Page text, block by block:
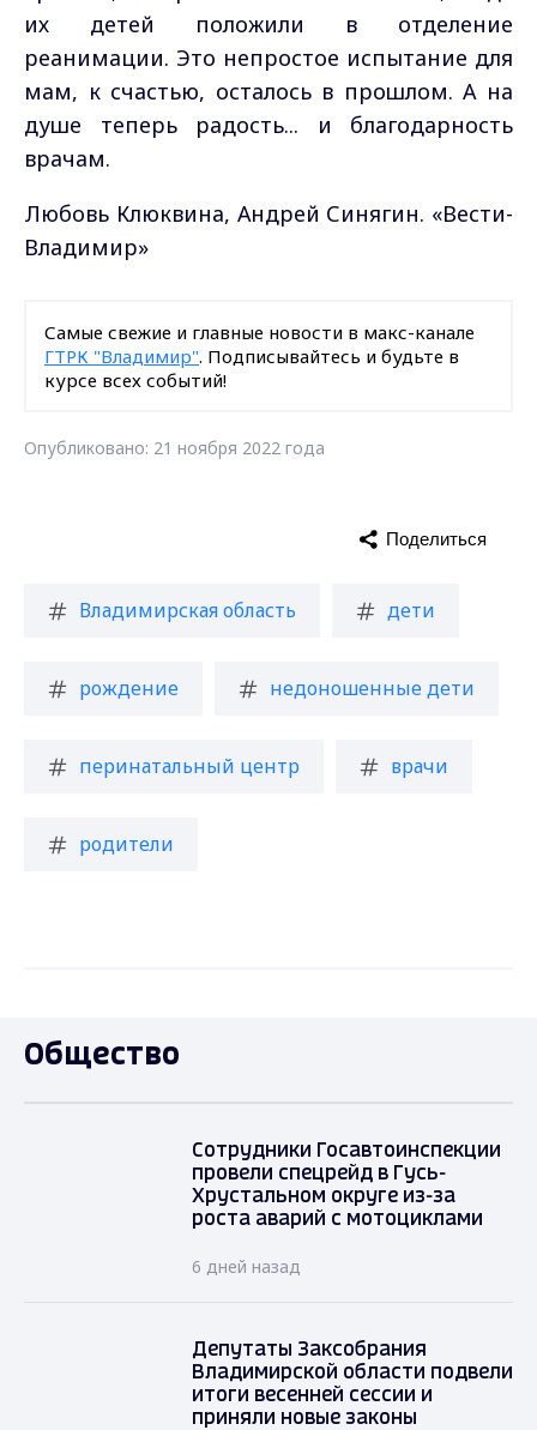
их детей положили в отделение
реанимации. Это непростое испытание для
мам, к счастью, осталось в прошлом. А на
душе теперь радость... и благодарность
врачам.
Любовь Клюквина, Андрей Синягин. «Вести-
Владимир»
Самые свежие и главные новости в макс-канале
ГТРК "Владимир". Подписывайтесь и будьте в
курсе всех событий!
Опубликовано: 21 ноября 2022 года
Владимирская область дети
рождение недоношенные дети
перинатальный центр врачи
родители
Поделиться
Общество
Сотрудники Госавтоинспекции
провели спецрейд в Гусь-
Хрустальном округе из-за
роста аварий с мотоциклами
6 дней назад
Депутаты Заксобрания
Владимирской области подвели
итоги весенней сессии и
приняли новые законы